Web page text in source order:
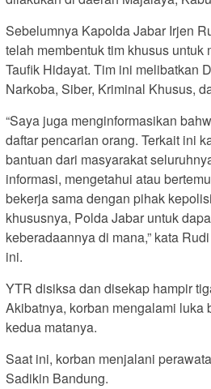
Sebelumnya Kapolda Jabar Irjen
telah membentuk tim khusus untuk
Taufik Hidayat. Tim ini melibatkan
Narkoba, Siber, Kriminal Khusus,
“Saya juga menginformasikan
daftar pencarian orang. Terkait ini
bantuan dari masyarakat
informasi, mengetahui atau
bekerja sama dengan pihak
khususnya, Polda Jabar untuk
keberadaannya di mana,” kata
ini.
YTR disiksa dan disekap hampir
Akibatnya, korban mengalami luka
kedua matanya.
Saat ini, korban menjalani
Sadikin Bandung.